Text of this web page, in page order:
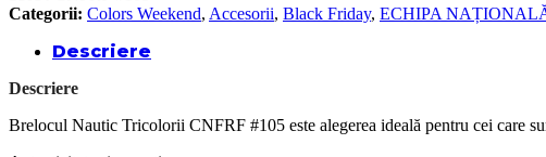
Categorii: Colors Weekend, Accesorii, Black Friday, ECHIPA
Descriere
Descriere
Brelocul Nautic Tricolorii CNFRF #105 este alegerea ideală pentru cei care